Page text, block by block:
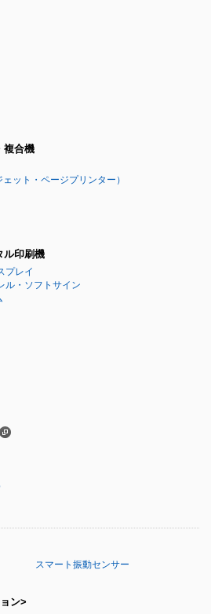
複合機
ェット・ページプリンター）
ル印刷機
プレイ
ル・ソフトサイン
スマート振動センサー
ン>